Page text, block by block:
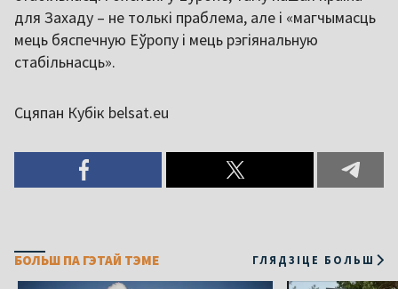
для Захаду – не толькі праблема, але і «магчымасць
мець бяспечную Еўропу і мець рэгіянальную
стабільнасць».
Сцяпан Кубік belsat.eu
БОЛЬШ ПА ГЭТАЙ ТЭМЕ ГЛЯДЗІЦЕ БОЛЬШ